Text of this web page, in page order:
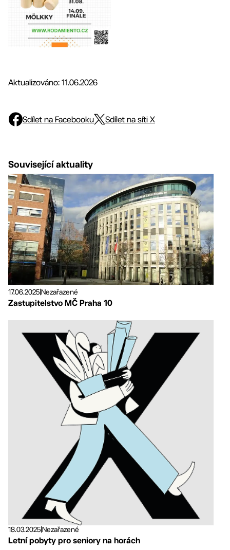
Aktualizováno: 11.06.2026
Sdílet na Facebooku Sdílet na síti X
Související aktuality
17.06.2025Nezařazené
Zastupitelstvo MČ Praha 10
18.03.2025Nezařazené
Letní pobyty pro seniory na horách